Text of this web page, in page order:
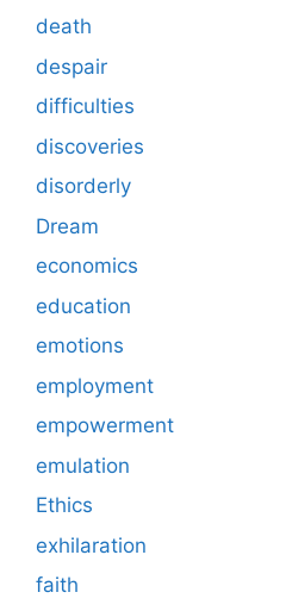
death
despair
difficulties
discoveries
disorderly
Dream
economics
education
emotions
employment
empowerment
emulation
Ethics
exhilaration
faith